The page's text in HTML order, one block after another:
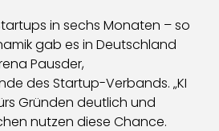
in sechs Monaten – so
gab es in Deutschland
Pausder,
des Startup-Verbands. „KI
Gründen deutlich und
nutzen diese Chance.